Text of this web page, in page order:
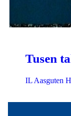
Tusen
IL Aasguten